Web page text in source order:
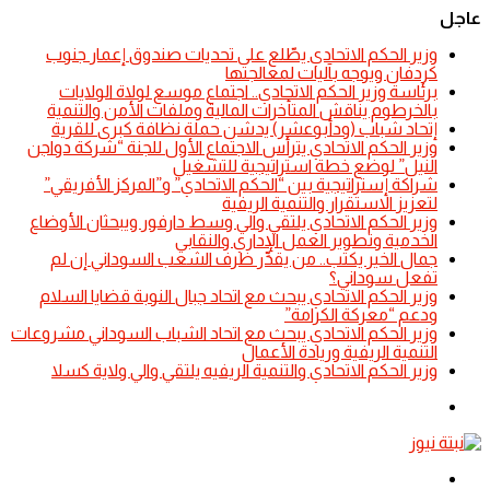
عاجل
​وزير الحكم الاتحادي يطّلع على تحديات صندوق إعمار جنوب
كردفان ويوجه بآليات لمعالجتها
​برئاسة وزير الحكم الاتحادي.. اجتماع موسع لولاة الولايات
بالخرطوم يناقش المتأخرات المالية وملفات الأمن والتنمية
إتحاد شباب (ودأبوعشر) يدشن حملة نظافة كبرى للقرية
وزير الحكم الاتحادي يترأس الاجتماع الأول للجنة “شركة دواجن
النيل” لوضع خطة استراتيجية للتشغيل
شراكة إستراتيجية بين “الحكم الاتحادي” و”المركز الأفريقي”
لتعزيز الاستقرار والتنمية الريفية
​وزير الحكم الاتحادي يلتقي والي وسط دارفور ويبحثان الأوضاع
الخدمية وتطوير العمل الإداري والنقابي
جمال الخير يكتب.. من يقدِّر ظرف الشعب السوداني إن لم
تفعل سوداني؟
​وزير الحكم الاتحادي يبحث مع اتحاد جبال النوبة قضايا السلام
ودعم “معركة الكرامة”
​وزير الحكم الاتحادي يبحث مع اتحاد الشباب السوداني مشروعات
التنمية الريفية وريادة الأعمال
​وزير الحكم الاتحادي والتنمية الريفيه يلتقي والي ولاية كسلا